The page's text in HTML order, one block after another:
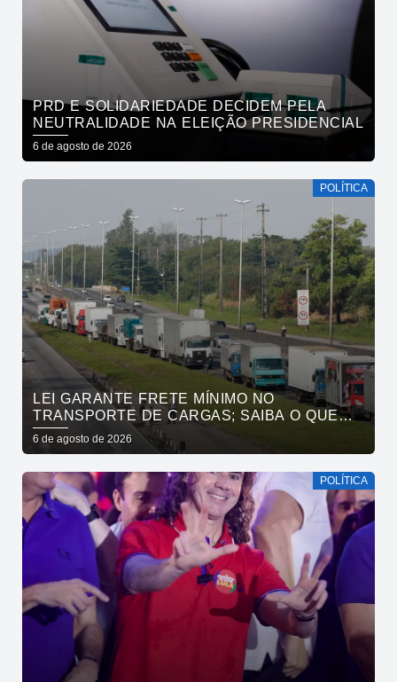
PRD E SOLIDARIEDADE DECIDEM PELA
NEUTRALIDADE NA ELEIÇÃO PRESIDENCIAL
6 de agosto de 2026
POLÍTICA
LEI GARANTE FRETE MÍNIMO NO
TRANSPORTE DE CARGAS; SAIBA O QUE
MUDA
6 de agosto de 2026
POLÍTICA